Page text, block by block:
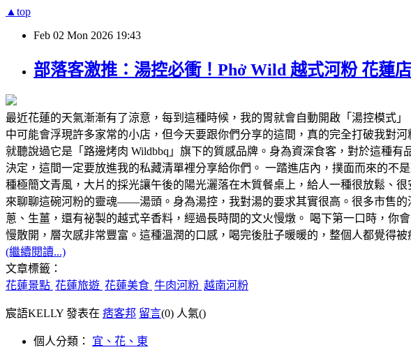
▲top
Feb 02 Mon 2026 19:43
部落客激推：湯控必衝！Phở Wild 越式河粉 花蓮
最近花蓮的天氣漸漸有了涼意，每到這種時候，我的胃就會自動開啟「湯控模式
中可能會浮現許多家常的小店，但今天要跟你們分享的這間，真的完全打破我對
就聽說過它是「路邊烤肉 Wildbbq」旗下的質感品牌。身為資深食客，對於這種
決定，這間一定要放進我的私藏清單裡分享給你們。 一踏進店內，撲面而來的不
種極簡文青風，大片的採光讓午後的陽光灑落在木質餐桌上，給人一種很放鬆、
來聊聊這碗河粉的靈魂——湯頭。身為湯控，我對湯的要求其實很高。很多市售
蔥、生薑，還有祕製的越式辛香料，經過長時間的文火慢燉。 喝下第一口時，
慢散開，層次感非常豐富。這種溫潤的口感，喝完後肚子暖暖的，整個人都覺得被
(繼續閱讀...)
文章標籤：
花蓮景點 花蓮旅遊 花蓮美食 牛肉河粉 越南河粉
宸語KELLY 發表在 痞客邦 留言(0) 人氣()
個人分類： 宜、花、東